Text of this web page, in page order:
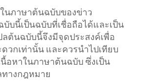
นภาษาต้นฉบับของข่าว
บนี้เป็นฉบับที่เชื่อถือได้และเป็น
ลต้นฉบับนี้จึงมีจุดประสงค์เพื่อ
วกเท่านั้น และควรนำไปเทียบ
นื้อหาในภาษาต้นฉบับ ซึ่งเป็น
างกฎหมาย